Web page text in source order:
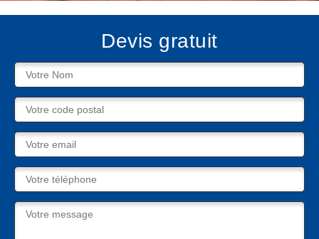
Devis gratuit